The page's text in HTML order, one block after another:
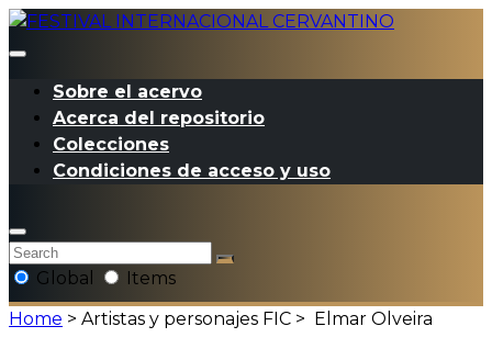
Sobre el acervo
Acerca del repositorio
Colecciones
Condiciones de acceso y uso
Global
Items
Home > Artistas y personajes FIC > Elmar Olveira